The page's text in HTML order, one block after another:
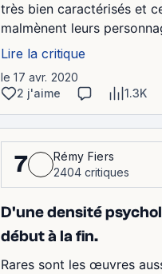
très bien caractérisés et
malmènent leurs
Lire la critique
le 17 avr. 2020
2 j'aime
1.3K
7
Rémy Fiers
2404 critiques
D'une densité
début à la fin.
Rares sont les œuvres